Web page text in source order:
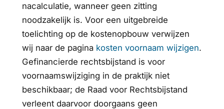
nacalculatie, wanneer geen zitting
noodzakelijk is. Voor een uitgebreide
toelichting op de kostenopbouw verwijzen
wij naar de pagina kosten voornaam wijzigen.
Gefinancierde rechtsbijstand is voor
voornaamswijziging in de praktijk niet
beschikbaar; de Raad voor Rechtsbijstand
verleent daarvoor doorgaans geen